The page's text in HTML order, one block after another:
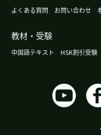
謝謝！( 40代 女性 )
HSK3級とHSKK初級
はまだわかりません
だけて、感謝してい
ストへの気持ちの持
ました。これからも
よくある質問 お問い合わせ
教材・受験
中国語テキスト HSK割引受験